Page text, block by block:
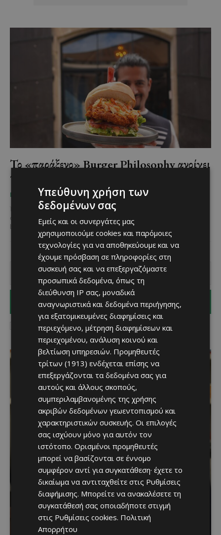
Το «παράξενο» Burger Philosophy ανοίγει
τις πόρτες του και κερνάει νόστιμα burgers
ΠΟΥ ΝΑ ΦΑΣ Χριστίνα Γεωργίου - May 7, 2025
Ένα νέο μέρος γεμάτο νοστιμιά από ζουμερά, μοναδικά burgers,
αρχαίοι φιλόσοφοι και ένα κλίμα άκρως διαφορετικό από τα άλλα
burgerάδικα της πόλης της Λάρνακας,...
I WANT IN
I've read and accept thePrivacy Policy.
Νέος Γενικός Διευθυντής
του Hilton Nicosia ο Ilio
Υπεύθυνη χρήση των
δεδομένων σας
Εμείς και οι συνεργάτες μας
χρησιμοποιούμε cookies και παρόμοιες
τεχνολογίες για να αποθηκεύουμε και να
έχουμε πρόσβαση σε πληροφορίες στη
συσκευή σας και να επεξεργαζόμαστε
προσωπικά δεδομένα, όπως τη
διεύθυνση IP σας, μοναδικά
αναγνωριστικά και δεδομένα περιήγησης,
για εξατομικευμένες διαφημίσεις και
περιεχόμενο, μέτρηση διαφημίσεων και
περιεχομένου, ανάλυση κοινού και
βελτίωση υπηρεσιών. Προμηθευτές
τρίτων (1913) ενδέχεται επίσης να
επεξεργάζονται τα δεδομένα σας για
αυτούς και άλλους σκοπούς,
συμπεριλαμβανομένης της χρήσης
ακριβών δεδομένων γεωεντοπισμού και
χαρακτηριστικών συσκευής. Οι επιλογές
σας ισχύουν μόνο για αυτόν τον
ιστότοπο. Ορισμένοι προμηθευτές
μπορεί να βασίζονται σε έννομο
συμφέρον αντί για συγκατάθεση· έχετε το
δικαίωμα να αντιταχθείτε στις Ρυθμίσεις
διαφήμισης. Μπορείτε να ανακαλέσετε τη
συγκατάθεσή σας οποιαδήποτε στιγμή
στις Ρυθμίσεις cookies. Πολιτική
Απορρήτου